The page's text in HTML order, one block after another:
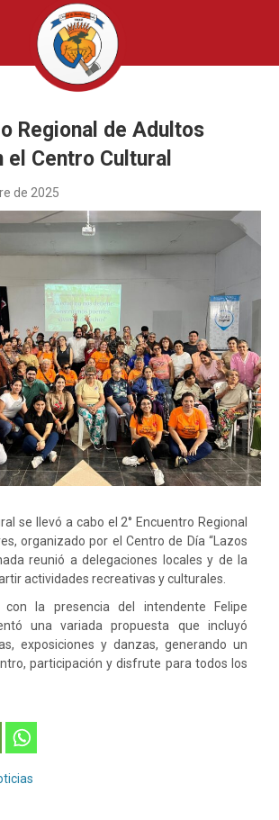
Regional de Adultos
el Centro Cultural
de 2025
se llevó a cabo el 2° Encuentro Regional
organizado por el Centro de Día “Lazos
reunió a delegaciones locales y de la
actividades recreativas y culturales.
la presencia del intendente Felipe
una variada propuesta que incluyó
exposiciones y danzas, generando un
participación y disfrute para todos los